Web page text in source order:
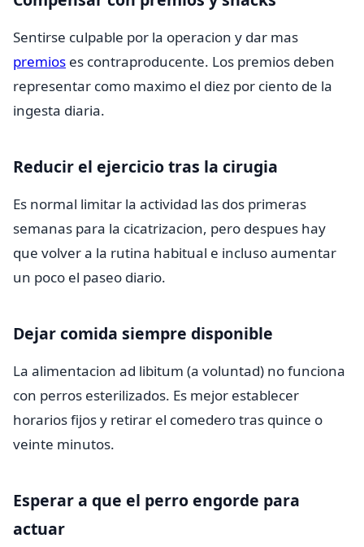
Sentirse culpable por la operacion y dar mas
premios es contraproducente. Los premios deben
representar como maximo el diez por ciento de la
ingesta diaria.
Reducir el ejercicio tras la cirugia
Es normal limitar la actividad las dos primeras
semanas para la cicatrizacion, pero despues hay
que volver a la rutina habitual e incluso aumentar
un poco el paseo diario.
Dejar comida siempre disponible
La alimentacion ad libitum (a voluntad) no funciona
con perros esterilizados. Es mejor establecer
horarios fijos y retirar el comedero tras quince o
veinte minutos.
Esperar a que el perro engorde para
actuar